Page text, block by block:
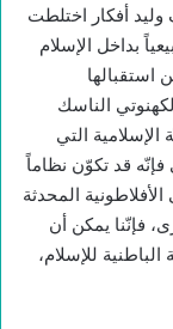
التصوّف وليد أفكار اختلطت
بداخل الإسلام
استقبالها
الناسك
التي
فإنّه قد تكوّن نظاماً
المحدثة
فإنّنا يمكن أن
للإسلام،